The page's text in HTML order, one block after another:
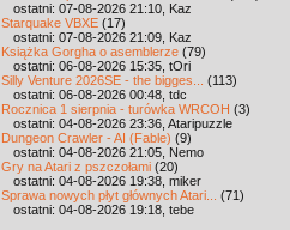
ostatni: 07-08-2026 21:10, Kaz
Starquake VBXE (17)
ostatni: 07-08-2026 21:09, Kaz
Książka Gorgha o asemblerze (79)
ostatni: 06-08-2026 15:35, tOri
Silly Venture 2026SE - the bigges...
(113)
ostatni: 06-08-2026 00:48, tdc
Rocznica 1 sierpnia - turówka WRCOH (3)
ostatni: 04-08-2026 23:36, Ataripuzzle
Dungeon Crawler - AI (Fable) (9)
ostatni: 04-08-2026 21:05, Nemo
Gry na Atari z pszczołami (20)
ostatni: 04-08-2026 19:38, miker
Sprawa nowych płyt głównych Atari...
(71)
ostatni: 04-08-2026 19:18, tebe